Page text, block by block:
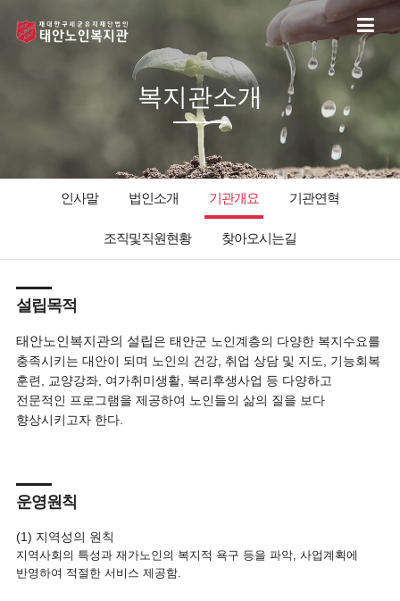
복지관소개
인사말 법인소개 기관개요 기관연혁
조직및직원현황 찾아오시는길
설립목적
태안노인복지관의 설립은 태안군 노인계층의 다양한 복지수요를
충족시키는 대안이 되며 노인의 건강, 취업 상담 및 지도, 기능회복
훈련, 교양강좌, 여가취미생활, 복리후생사업 등 다양하고
전문적인 프로그램을 제공하여 노인들의 삶의 질을 보다
향상시키고자 한다.
운영원칙
(1) 지역성의 원칙
지역사회의 특성과 재가노인의 복지적 욕구 등을 파악, 사업계획에
반영하여 적절한 서비스 제공함.